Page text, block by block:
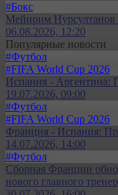
#Бокс
Мейирим Нурсултанов
06.08.2026, 12:20
Популярные новости
#Футбол
#FIFA World Cup 2026
Испания - Аргентина:
19.07.2026, 09:00
#Футбол
#FIFA World Cup 2026
Франция - Испания:
14.07.2026, 14:00
#Футбол
Сборная Франции
нового главного